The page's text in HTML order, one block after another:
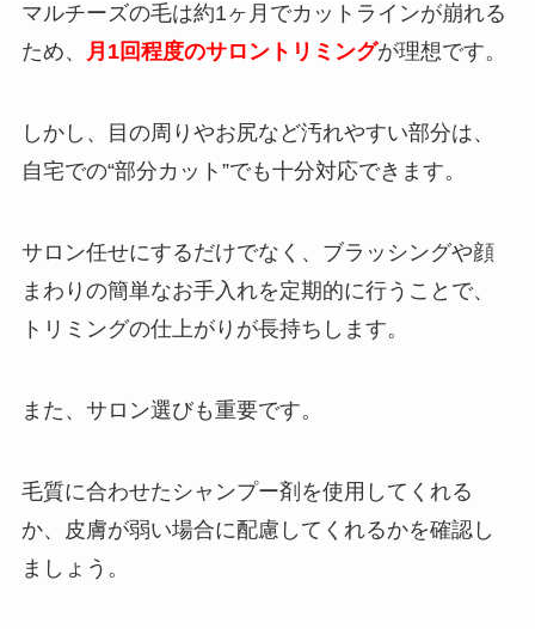
マルチーズの毛は約1ヶ月でカットラインが崩れる
ため、
月1回程度のサロントリミングが理想です。
しかし、目の周りやお尻など汚れやすい部分は、
自宅での“部分カット”でも十分対応できます。
サロン任せにするだけでなく、ブラッシングや顔
まわりの簡単なお手入れを定期的に行うことで、
トリミングの仕上がりが長持ちします。
また、サロン選びも重要です。
毛質に合わせたシャンプー剤を使用してくれる
か、皮膚が弱い場合に配慮してくれるかを確認し
ましょう。